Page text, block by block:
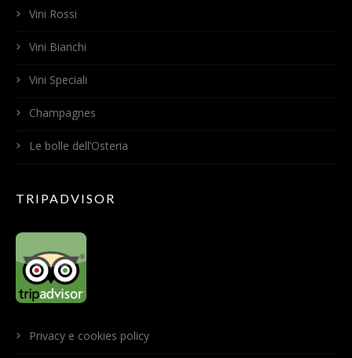
Vini Rossi
Vini Bianchi
Vini Speciali
Champagnes
Le bolle dell’Osteria
TRIPADVISOR
Privacy e cookies policy